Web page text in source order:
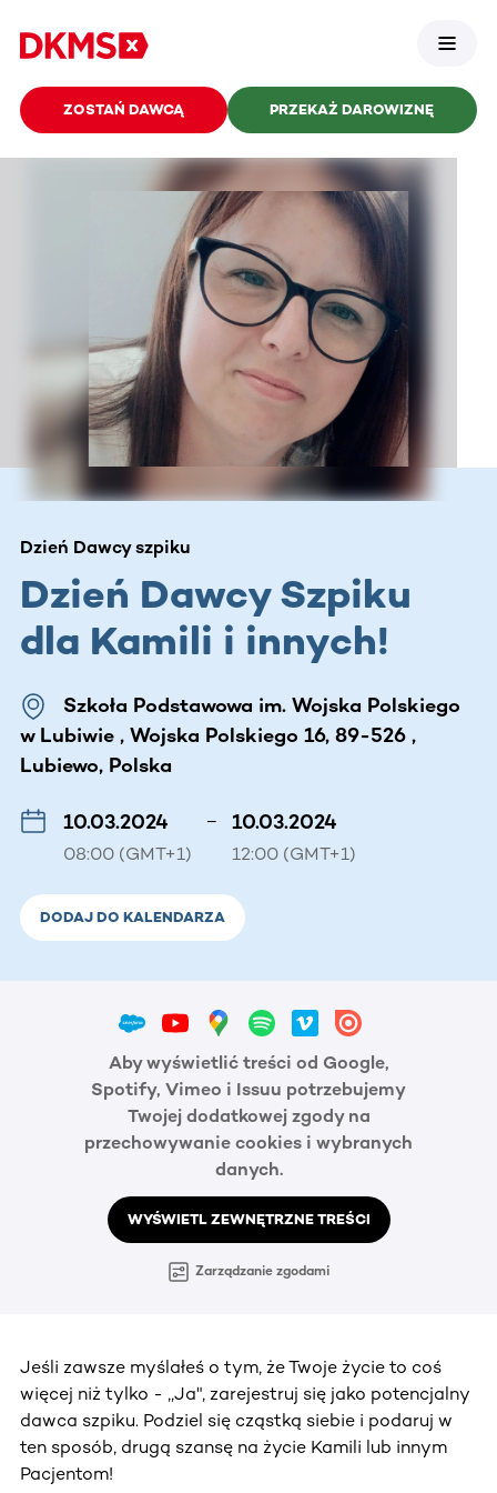
ZOSTAŃ DAWCĄ PRZEKAŻ DAROWIZNĘ
Dzień Dawcy szpiku
Dzień Dawcy Szpiku
dla Kamili i innych!
Szkoła Podstawowa im. Wojska Polskiego
w Lubiwie , Wojska Polskiego 16, 89-526 ,
Lubiewo, Polska
10.03.2024
08:00 (GMT+1)
– 10.03.2024
12:00 (GMT+1)
DODAJ DO KALENDARZA
Aby wyświetlić treści od Google,
Spotify, Vimeo i Issuu potrzebujemy
Twojej dodatkowej zgody na
przechowywanie cookies i wybranych
danych.
WYŚWIETL ZEWNĘTRZNE TREŚCI
Zarządzanie zgodami
Jeśli zawsze myślałeś o tym, że Twoje życie to coś
więcej niż tylko - ,,Ja", zarejestruj się jako potencjalny
dawca szpiku. Podziel się cząstką siebie i podaruj w
ten sposób, drugą szansę na życie Kamili lub innym
Pacjentom!